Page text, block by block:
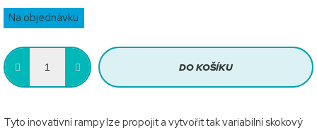
Měrná
cena:
Na objednávku
DO KOŠÍKU
Tyto inovativní rampy lze propojit a vytvořit tak variabilní skokový